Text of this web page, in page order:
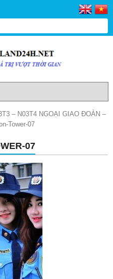
– N03T4 NGOẠI GIAO ĐOÀN –
Tower-07
07